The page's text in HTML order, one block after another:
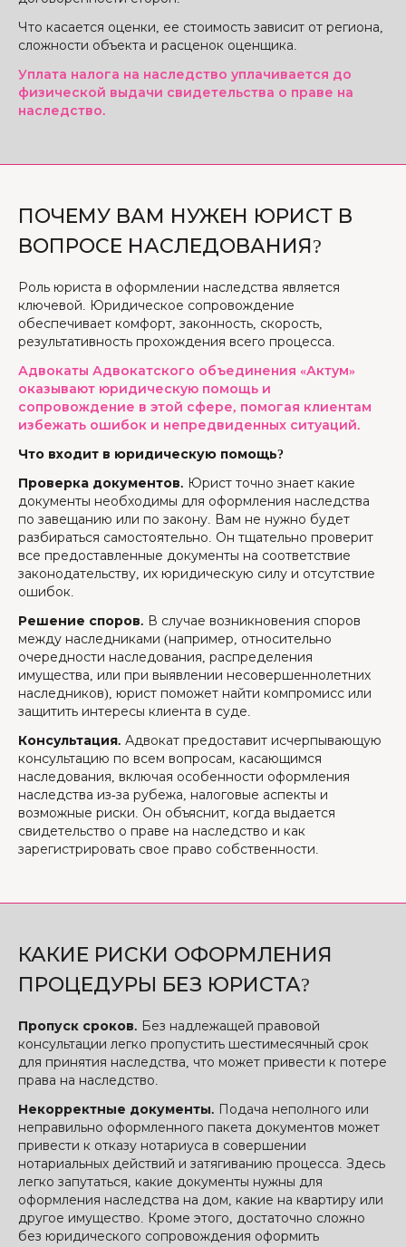
Что касается оценки, ее стоимость зависит от региона,
сложности объекта и расценок оценщика.
Уплата налога на наследство уплачивается до
физической выдачи свидетельства о праве на
наследство.
ПОЧЕМУ ВАМ НУЖЕН ЮРИСТ В
ВОПРОСЕ НАСЛЕДОВАНИЯ?
Роль юриста в оформлении наследства является
ключевой. Юридическое сопровождение
обеспечивает комфорт, законность, скорость,
результативность прохождения всего процесса.
Адвокаты Адвокатского объединения «Актум»
оказывают юридическую помощь и
сопровождение в этой сфере, помогая клиентам
избежать ошибок и непредвиденных ситуаций.
Что входит в юридическую помощь?
Проверка документов. Юрист точно знает какие
документы необходимы для оформления наследства
по завещанию или по закону. Вам не нужно будет
разбираться самостоятельно. Он тщательно проверит
все предоставленные документы на соответствие
законодательству, их юридическую силу и отсутствие
ошибок.
Решение споров. В случае возникновения споров
между наследниками (например, относительно
очередности наследования, распределения
имущества, или при выявлении несовершеннолетних
наследников), юрист поможет найти компромисс или
защитить интересы клиента в суде.
Консультация. Адвокат предоставит исчерпывающую
консультацию по всем вопросам, касающимся
наследования, включая особенности оформления
наследства из-за рубежа, налоговые аспекты и
возможные риски. Он объяснит, когда выдается
свидетельство о праве на наследство и как
зарегистрировать свое право собственности.
КАКИЕ РИСКИ ОФОРМЛЕНИЯ
ПРОЦЕДУРЫ БЕЗ ЮРИСТА?
Пропуск сроков. Без надлежащей правовой
консультации легко пропустить шестимесячный срок
для принятия наследства, что может привести к потере
права на наследство.
Некорректные документы.
Подача неполного или
неправильно оформленного пакета документов может
привести к отказу нотариуса в совершении
нотариальных действий и затягиванию процесса. Здесь
легко запутаться, какие документы нужны для
оформления наследства на дом, какие на квартиру или
другое имущество. Кроме этого, достаточно сложно
без юридического сопровождения оформить